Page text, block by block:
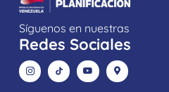
Síguenos en nuestras
Redes Sociales